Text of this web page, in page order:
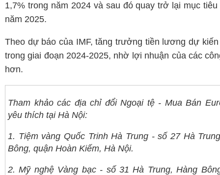
1,7% trong năm 2024 và sau đó quay trở lại mục tiêu
năm 2025.
Theo dự báo của IMF, tăng trưởng tiền lương dự
trong giai đoạn 2024-2025, nhờ lợi nhuận của các
hơn.
Tham khảo các địa chỉ đổi Ngoại tệ - Mua Bán
yêu thích tại Hà Nội:
1. Tiệm vàng Quốc Trinh Hà Trung - số 27 Hà
Bông, quận Hoàn Kiếm, Hà Nội.
2. Mỹ nghệ Vàng bạc - số 31 Hà Trung, Hàng